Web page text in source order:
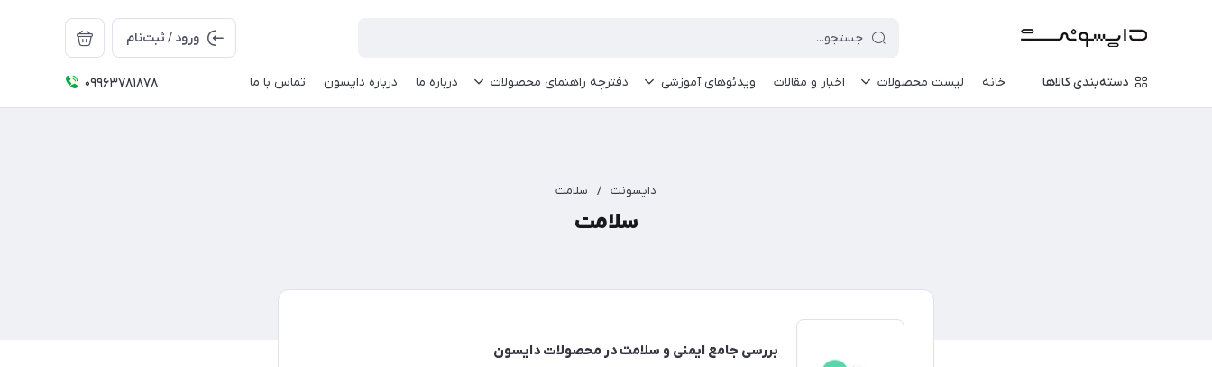
ورود / ثبت‌نام
دسته‌بندی کالاها خانه لیست محصولات اخبار و مقالات ویدئو‌های آموزشی دفترچه راهنمای محصولات درباره ما درباره دایسون تماس با ما 09963781878
دایسونت / سلامت
سلامت
بررسی جامع ایمنی و سلامت در محصولات دایسون